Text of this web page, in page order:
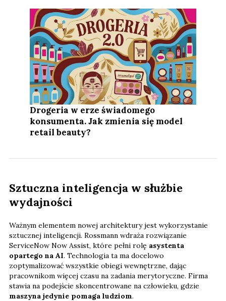
Drogeria w erze świadomego
konsumenta. Jak zmienia się model
retail beauty?
Sztuczna inteligencja w służbie
wydajności
Ważnym elementem nowej architektury jest wykorzystanie
sztucznej inteligencji. Rossmann wdraża rozwiązanie
ServiceNow Now Assist, które pełni rolę asystenta
opartego na AI. Technologia ta ma docelowo
zoptymalizować wszystkie obiegi wewnętrzne, dając
pracownikom więcej czasu na zadania merytoryczne. Firma
stawia na podejście skoncentrowane na człowieku, gdzie
maszyna jedynie pomaga ludziom.